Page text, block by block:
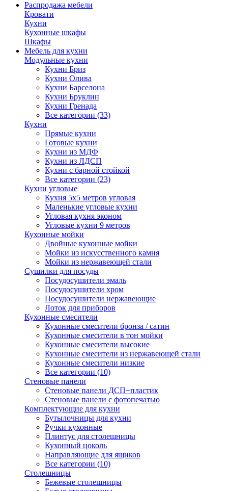
Распродажа мебели
Кровати
Кухни
Кухонные шкафы
Шкафы
Мебель для кухни
Модульные кухни
Кухни Бриз
Кухни Олива
Кухни Барселона
Кухни Бруклин
Кухни Гренада
Все категории (33)
Кухни
Прямые кухни
Готовые кухни
Кухни из МДФ
Кухни из ЛДСП
Кухни с барной стойкой
Все категории (23)
Кухни угловые
Кухня 5х5 метров угловая
Маленькие угловые кухни
Угловая кухня эконом
Угловые кухни 9 метров
Кухонные мойки
Двойные кухонные мойки
Мойки из искусственного камня
Мойки из нержавеющей стали
Сушилки для посуды
Посудосушители эмаль
Посудосушители хром
Посудосушители нержавеющие
Лоток для приборов
Кухонные смесители
Кухонные смесители бронза / сатин
Кухонные смесители в тон мойки
Кухонные смесители высокие
Кухонные смесители из нержавеющей стали
Кухонные смесители низкие
Все категории (10)
Стеновые панели
Стеновые панели ДСП+пластик
Стеновые панели с фотопечатью
Комплектующие для кухни
Бутылочницы для кухни
Ручки кухонные
Плинтус для столешницы
Кухонный цоколь
Направляющие для ящиков
Все категории (10)
Столешницы
Бежевые столешницы